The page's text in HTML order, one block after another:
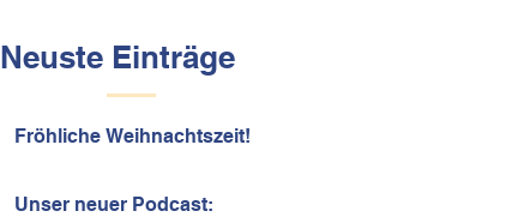
Neuste Einträge
Fröhliche Weihnachtszeit!
Unser neuer Podcast: